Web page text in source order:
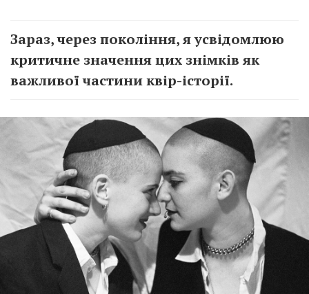
Зараз, через покоління, я усвідомлюю
критичне значення цих знімків як
важливої частини квір-історії.